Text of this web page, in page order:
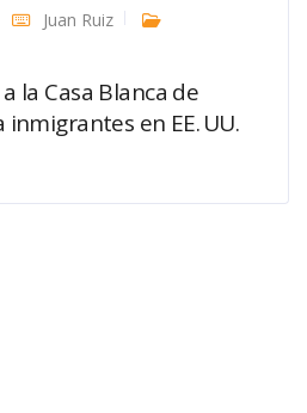
Juan Ruiz
la Casa Blanca de
inmigrantes en EE. UU.